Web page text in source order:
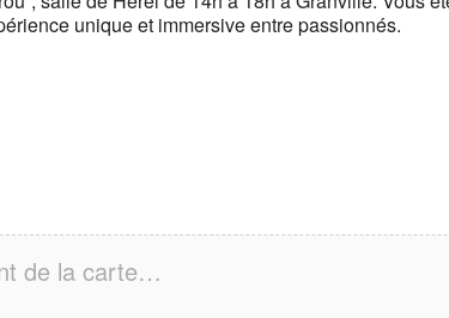
unique et immersive entre passionnés.
de la carte…